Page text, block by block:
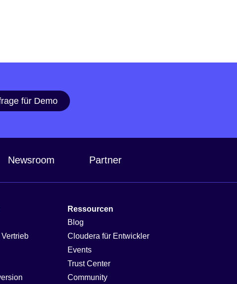
für Demo
Newsroom Partner
Ressourcen
Blog
Cloudera für Entwickler
Events
Trust Center
Community